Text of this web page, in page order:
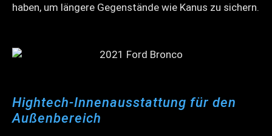
haben, um längere Gegenstände wie Kanus zu sichern.
Hightech-Innenausstattung für den
Außenbereich